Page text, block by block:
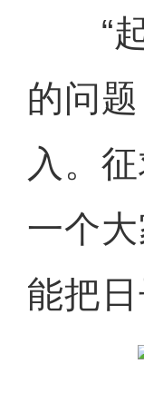
“起
的问
入。
一个
能把